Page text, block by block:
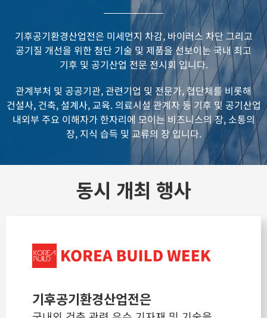
기후공기환경산업전은 미세먼지 차감, 바이러스 차단 그리고
공기질 개선을 위한 첨단 기술 및 제품을 선보이는 국내 최고
기후 및 공기산업 전문 전시회 입니다.
관계부처 및 공공기관, 관련기업 및 전문가, 협단체를 비롯해
건설사, 건축, 설계사, 교육. 의료시설 관계자 등기후 및 공기산업
내외부 주요 이해자가 한자리에 모이는 비즈니스의 장, 소통의
장, 지식 습득 및 교류의 장 입니다.
동시 개최 행사
기후공기환경산업전은